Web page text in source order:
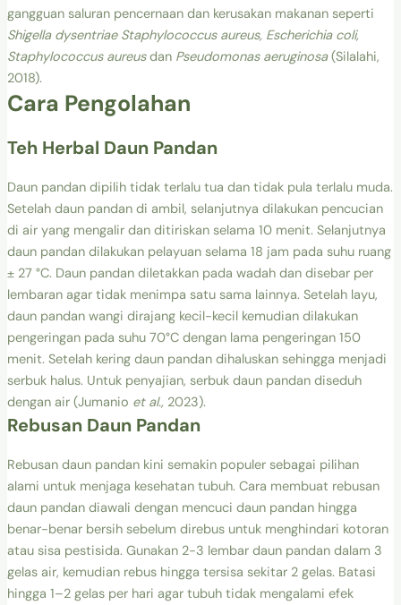
gangguan saluran pencernaan dan kerusakan makanan seperti
Shigella dysentriae Staphylococcus aureus, Escherichia coli,
Staphylococcus aureusdan Pseudomonas aeruginosa(Silalahi,
2018).
Cara Pengolahan
Teh Herbal Daun Pandan
Daun pandan dipilih tidak terlalu tua dan tidak pula terlalu muda.
Setelah daun pandan di ambil, selanjutnya dilakukan pencucian
di air yang mengalir dan ditiriskan selama 10 menit. Selanjutnya
daun pandan dilakukan pelayuan selama 18 jam pada suhu ruang
± 27 °C. Daun pandan diletakkan pada wadah dan disebar per
lembaran agar tidak menimpa satu sama lainnya. Setelah layu,
daun pandan wangi dirajang kecil-kecil kemudian dilakukan
pengeringan pada suhu 70°C dengan lama pengeringan 150
menit. Setelah kering daun pandan dihaluskan sehingga menjadi
serbuk halus. Untuk penyajian, serbuk daun pandan diseduh
dengan air (Jumanio et al.,2023).
Rebusan Daun Pandan
Rebusan daun pandan kini semakin populer sebagai pilihan
alami untuk menjaga kesehatan tubuh. Cara membuat rebusan
daun pandan diawali dengan mencuci daun pandan hingga
benar-benar bersih sebelum direbus untuk menghindari kotoran
atau sisa pestisida. Gunakan 2-3 lembar daun pandan dalam 3
gelas air, kemudian rebus hingga tersisa sekitar 2 gelas. Batasi
hingga 1–2 gelas per hari agar tubuh tidak mengalami efek